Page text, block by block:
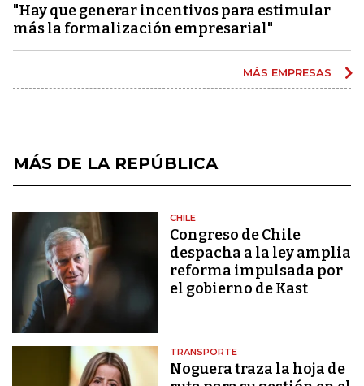
"Hay que generar incentivos para estimular
más la formalización empresarial"
MÁS EMPRESAS
MÁS DE LA REPÚBLICA
CHILE
Congreso de Chile
despacha a la ley amplia
reforma impulsada por
el gobierno de Kast
TRANSPORTE
Noguera traza la hoja de